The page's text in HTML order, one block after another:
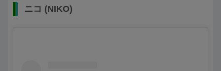
ニコ (NIKO)